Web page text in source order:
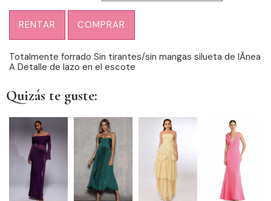
RENTAR COMPRAR
Totalmente forrado Sin tirantes/sin mangas silueta de lÃ­nea
A Detalle de lazo en el escote
Quizás te guste: